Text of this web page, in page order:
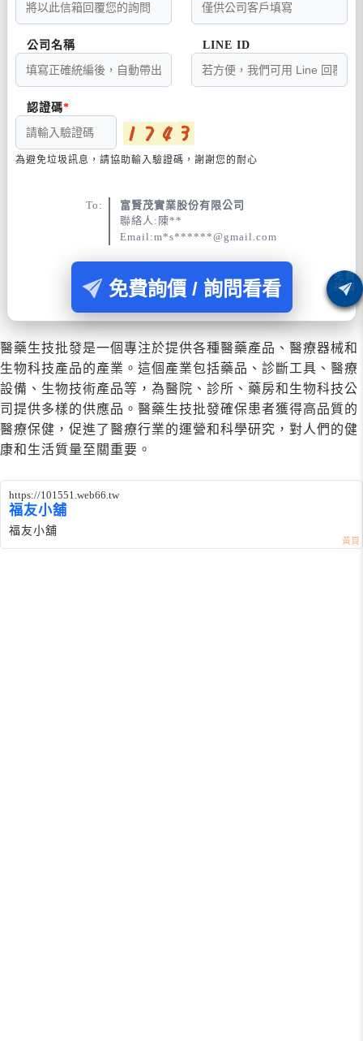
公司名稱 LINE ID
認證碼
為避免垃圾訊息，請協助輸入驗證碼，謝謝您的耐心
To:
富賢茂實業股份有限公司
聯絡人:陳**
Email:m*s******@gmail.com
免費詢價 / 詢問看看
醫藥生技批發是一個專注於提供各種醫藥產品、醫療器械和
生物科技產品的產業。這個產業包括藥品、診斷工具、醫療
設備、生物技術產品等，為醫院、診所、藥房和生物科技公
司提供多樣的供應品。醫藥生技批發確保患者獲得高品質的
醫療保健，促進了醫療行業的運營和科學研究，對人們的健
康和生活質量至關重要。
https://101551.web66.tw
福友小舖
福友小舖